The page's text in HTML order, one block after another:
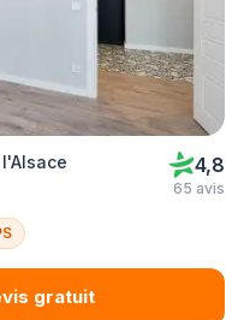
4,8
65 avis
gratuit